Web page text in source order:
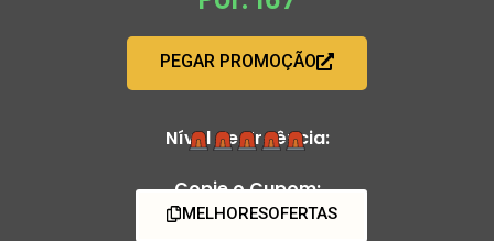
PEGAR PROMOÇÃO
Nível de Urgência:
Copie o Cupom:
MELHORESOFERTAS